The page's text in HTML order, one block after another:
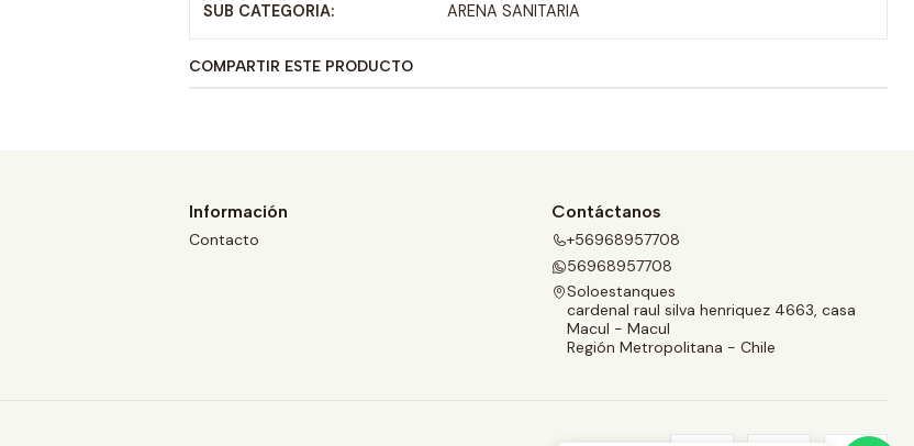
SUB CATEGORIA: ARENA SANITARIA
COMPARTIR ESTE PRODUCTO
Información
Contacto
Contáctanos
+56968957708
56968957708
Soloestanques
cardenal raul silva henriquez 4663, casa
Macul - Macul
Región Metropolitana - Chile